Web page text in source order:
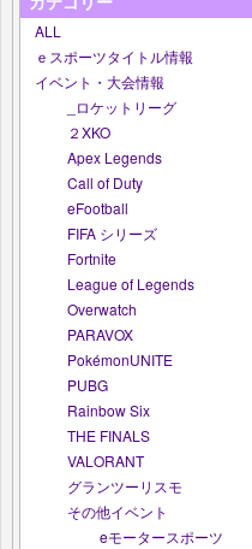
ALL
ｅスポーツタイトル情報
イベント・大会情報
_ロケットリーグ
２XKO
Apex Legends
Call of Duty
eFootball
FIFA シリーズ
Fortnite
League of Legends
Overwatch
PARAVOX
PokémonUNITE
PUBG
Rainbow Six
THE FINALS
VALORANT
グランツーリスモ
その他イベント
eモータースポーツ